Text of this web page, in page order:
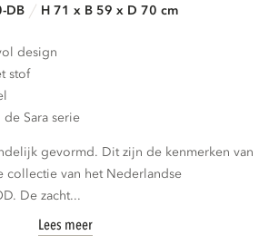
DB H 71 x B 59 x D 70 cm
design
stof
Sara serie
gevormd. Dit zijn de kenmerken van
collectie van het Nederlandse
De zacht...
Lees meer